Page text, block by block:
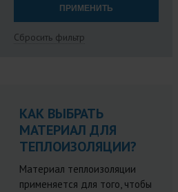
Сбросить фильтр
КАК ВЫБРАТЬ
МАТЕРИАЛ ДЛЯ
ТЕПЛОИЗОЛЯЦИИ?
Материал теплоизоляции
применяется для того, чтобы